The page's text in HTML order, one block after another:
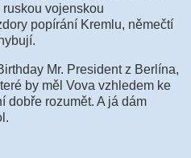
vojenskou
popírání Kremlu, němečtí
Mr. President z Berlína,
by měl Vova vzhledem ke
dobře rozumět. A já dám